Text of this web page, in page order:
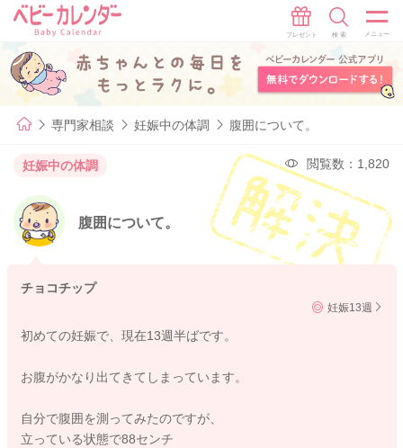
専門家相談 妊娠中の体調 腹囲について。
妊娠中の体調 閲覧数：1,820
腹囲について。
チョコチップ
妊娠13週
初めての妊娠で、現在13週半ばです。
お腹がかなり出てきてしまっています。
自分で腹囲を測ってみたのですが、
立っている状態で88センチ